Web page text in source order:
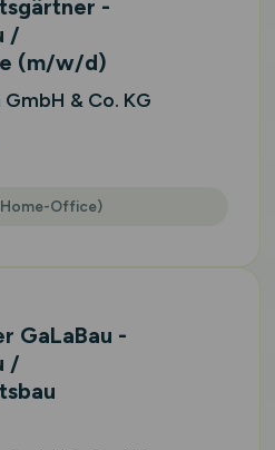
-
/
(m/w/d)
& Co. KG
Office)
GaLaBau -
/